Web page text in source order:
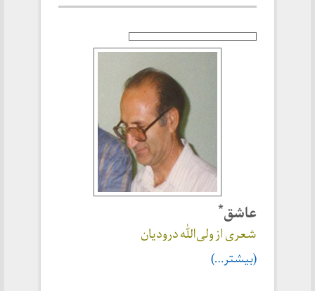
عاشق*
شعری از ولی‌الله درودیان
(بیشتر…)